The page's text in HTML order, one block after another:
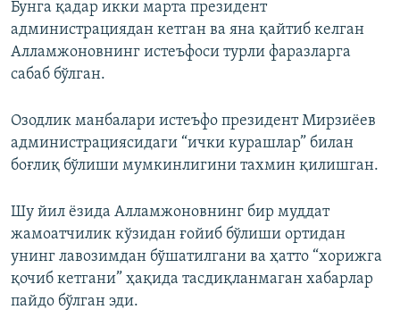
Бунга қадар икки марта президент
администрациядан кетган ва яна қайтиб келган
Алламжоновнинг истеъфоси турли фаразларга
сабаб бўлган.
Озодлик манбалари истеъфо президент Мирзиёев
администрациясидаги “ички курашлар” билан
боғлиқ бўлиши мумкинлигини тахмин қилишган.
Шу йил ёзида Алламжоновнинг бир муддат
жамоатчилик кўзидан ғойиб бўлиши ортидан
унинг лавозимдан бўшатилгани ва ҳатто “хорижга
қочиб кетгани” ҳақида тасдиқланмаган хабарлар
пайдо бўлган эди.